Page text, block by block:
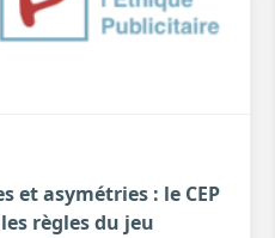
et asymétries : le CEP
règles du jeu